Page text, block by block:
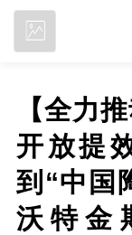
【全力
开放提
到“中国
沃特金